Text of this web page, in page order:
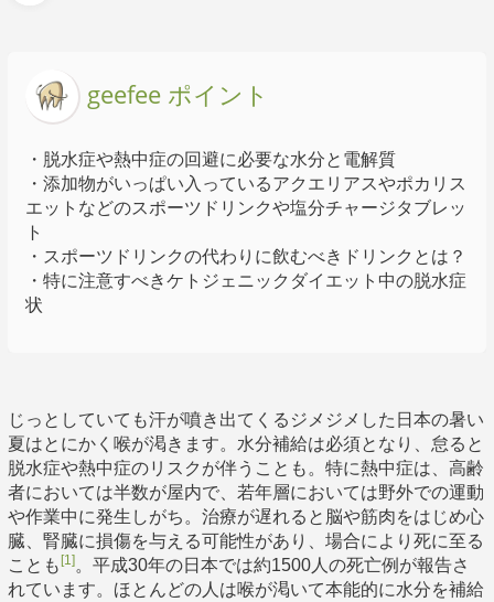
geefee ポイント
・脱水症や熱中症の回避に必要な水分と電解質
・添加物がいっぱい入っているアクエリアスやポカリス
エットなどのスポーツドリンクや塩分チャージタブレッ
ト
・スポーツドリンクの代わりに飲むべきドリンクとは？
・特に注意すべきケトジェニックダイエット中の脱水症
状
じっとしていても汗が噴き出てくるジメジメした日本の暑い
夏はとにかく喉が渇きます。水分補給は必須となり、怠ると
脱水症や熱中症のリスクが伴うことも。特に熱中症は、高齢
者においては半数が屋内で、若年層においては野外での運動
や作業中に発生しがち。治療が遅れると脳や筋肉をはじめ心
臓、腎臓に損傷を与える可能性があり、場合により死に至る
ことも[1]。平成30年の日本では約1500人の死亡例が報告さ
れています。ほとんどの人は喉が渇いて本能的に水分を補給